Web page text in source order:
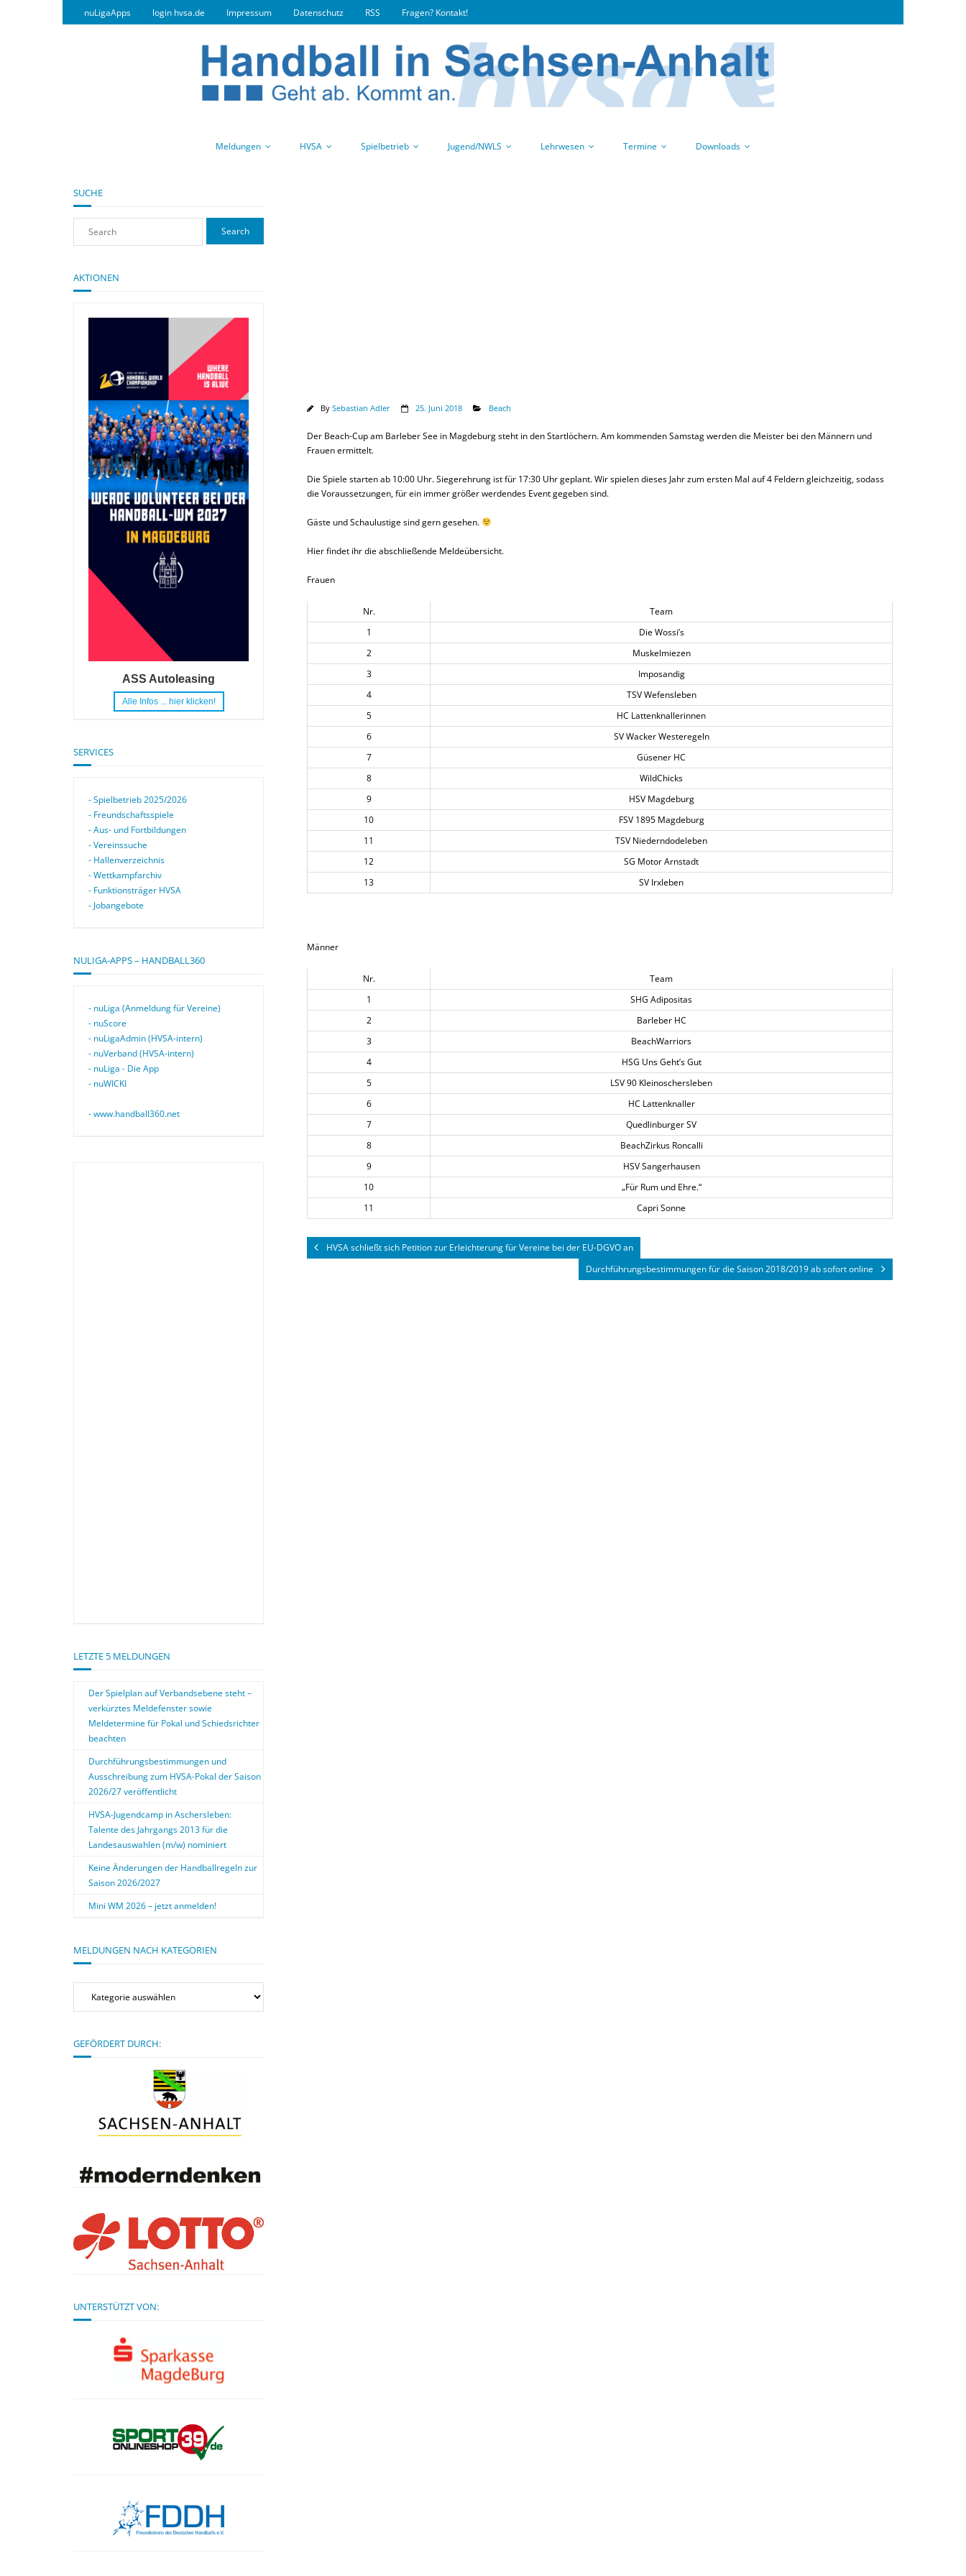
nuLigaApps login hvsa.de Impressum Datenschutz RSS Fragen? Kontakt!
Meldungen HVSA Spielbetrieb Jugend/NWLS Lehrwesen Termine Downloads
By Sebastian Adler 25. Juni 2018 Beach
Der Beach-Cup am Barleber See in Magdeburg steht in den Startlöchern. Am kommenden Samstag werden die Meister bei den Männern und
Frauen ermittelt.
Die Spiele starten ab 10:00 Uhr. Siegerehrung ist für 17:30 Uhr geplant. Wir spielen dieses Jahr zum ersten Mal auf 4 Feldern gleichzeitig, sodass
die Voraussetzungen, für ein immer größer werdendes Event gegeben sind.
Gäste und Schaulustige sind gern gesehen.
Hier findet ihr die abschließende Meldeübersicht.
Frauen
Nr.
Team
1
Die Wossi’s
2
Muskelmiezen
3
Imposandig
4
TSV Wefensleben
5
HC Lattenknallerinnen
6
SV Wacker Westeregeln
7
Güsener HC
8
WildChicks
9
HSV Magdeburg
10
FSV 1895 Magdeburg
11
TSV Niederndodeleben
12
SG Motor Arnstadt
13
SV Irxleben
Männer
Nr.
Team
1
SHG Adipositas
2
Barleber HC
3
BeachWarriors
4
HSG Uns Geht’s Gut
5
LSV 90 Kleinoschersleben
6
HC Lattenknaller
7
Quedlinburger SV
8
BeachZirkus Roncalli
9
HSV Sangerhausen
10
„Für Rum und Ehre.“
11
Capri Sonne
HVSA schließt sich Petition zur Erleichterung für Vereine bei der EU-DGVO an
Durchführungsbestimmungen für die Saison 2018/2019 ab sofort online
SUCHE
AKTIONEN
ASS Autoleasing
Alle Infos ... hier klicken!
SERVICES
- Spielbetrieb 2025/2026
- Freundschaftsspiele
- Aus- und Fortbildungen
- Vereinssuche
- Hallenverzeichnis
- Wettkampfarchiv
- Funktionsträger HVSA
- Jobangebote
NULIGA-APPS – HANDBALL360
- nuLiga (Anmeldung für Vereine)
- nuScore
- nuLigaAdmin (HVSA-intern)
- nuVerband (HVSA-intern)
- nuLiga - Die App
- nuWICKI
- www.handball360.net
LETZTE 5 MELDUNGEN
Der Spielplan auf Verbandsebene steht –
verkürztes Meldefenster sowie
Meldetermine für Pokal und Schiedsrichter
beachten
Durchführungsbestimmungen und
Ausschreibung zum HVSA-Pokal der Saison
2026/27 veröffentlicht
HVSA-Jugendcamp in Aschersleben:
Talente des Jahrgangs 2013 für die
Landesauswahlen (m/w) nominiert
Keine Änderungen der Handballregeln zur
Saison 2026/2027
Mini WM 2026 – jetzt anmelden!
MELDUNGEN NACH KATEGORIEN
Meldungen
Kategorien
GEFÖRDERT DURCH:
UNTERSTÜTZT VON: